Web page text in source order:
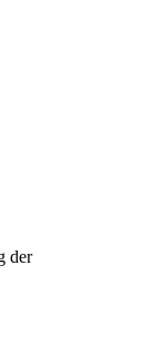
der